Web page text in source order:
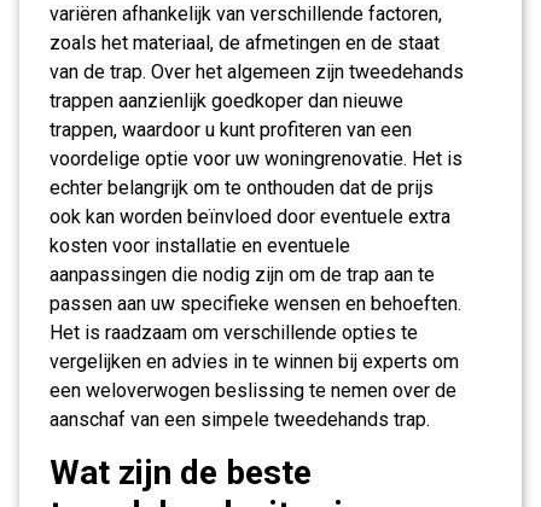
variëren afhankelijk van verschillende factoren,
zoals het materiaal, de afmetingen en de staat
van de trap. Over het algemeen zijn tweedehands
trappen aanzienlijk goedkoper dan nieuwe
trappen, waardoor u kunt profiteren van een
voordelige optie voor uw woningrenovatie. Het is
echter belangrijk om te onthouden dat de prijs
ook kan worden beïnvloed door eventuele extra
kosten voor installatie en eventuele
aanpassingen die nodig zijn om de trap aan te
passen aan uw specifieke wensen en behoeften.
Het is raadzaam om verschillende opties te
vergelijken en advies in te winnen bij experts om
een weloverwogen beslissing te nemen over de
aanschaf van een simpele tweedehands trap.
Wat zijn de beste